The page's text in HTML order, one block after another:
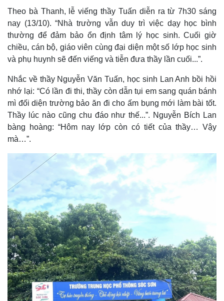
Thế giới
Quan sát
Cuộc sống đó đây
Hồ sơ
Multimedia
Video
Ảnh
E-Magazine
Infographic
Theo bà Thanh, lễ viếng thầy Tuấn diễn ra từ 7h30 sáng
nay (13/10). “Nhà trường vẫn duy trì việc dạy học bình
thường để đảm bảo ổn định tâm lý học sinh. Cuối giờ
chiều, cán bộ, giáo viên cùng đại diện một số lớp học sinh
và phụ huynh sẽ đến viếng và tiễn đưa thầy lần cuối...”.
Nhắc về thầy Nguyễn Văn Tuấn, học sinh Lan Anh bồi hồi
nhớ lại: “Có lần đi thi, thầy còn dẫn tụi em sang quán bánh
mì đối diện trường bảo ăn đi cho ấm bụng mới làm bài tốt.
Thầy lúc nào cũng chu đáo như thế...”. Nguyễn Bích Lan
bàng hoàng: “Hôm nay lớp còn có tiết của thầy… Vậy
mà…”.